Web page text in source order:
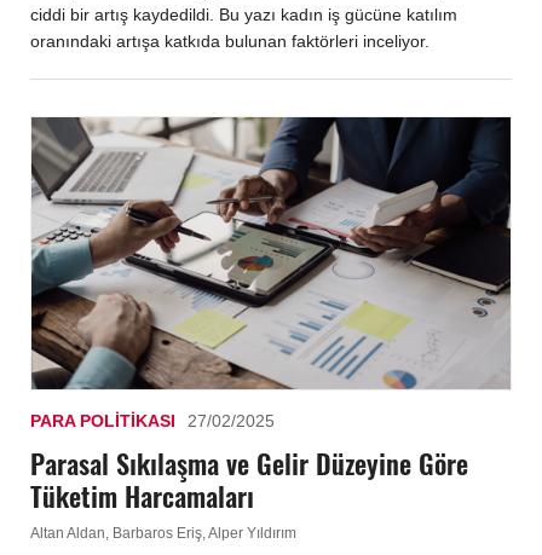
ciddi bir artış kaydedildi. Bu yazı kadın iş gücüne katılım
oranındaki artışa katkıda bulunan faktörleri inceliyor.
PARA POLITIKASI 27/02/2025
Parasal Sıkılaşma ve Gelir Düzeyine Göre
Tüketim Harcamaları
Altan Aldan, Barbaros Eriş, Alper Yıldırım